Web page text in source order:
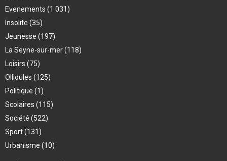
Evenements (1 031)
Insolite (35)
Jeunesse (197)
La Seyne-sur-mer(118)
Loisirs (75)
Ollioules (125)
Politique (1)
Scolaires (115)
Société (522)
Sport(131)
Urbanisme (10)